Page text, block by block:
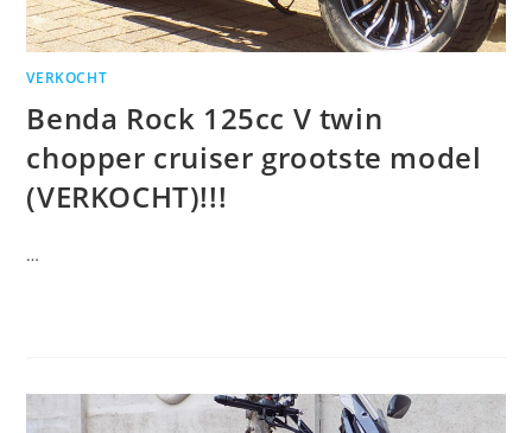
VERKOCHT
Benda Rock 125cc V twin
chopper cruiser grootste model
(VERKOCHT)!!!
…